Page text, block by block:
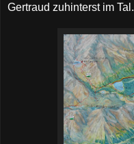
Gertraud zuhinterst im Tal.